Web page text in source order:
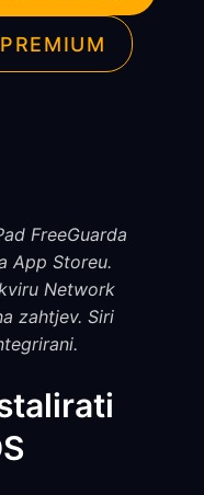
FreeGuarda
App Storeu.
Network
zahtjev. Siri